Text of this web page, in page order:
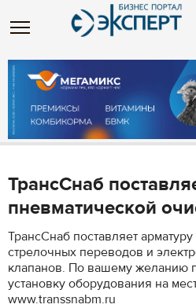
ТрансСнаб
пневматической
ТрансСнаб поставляет
стрелочных переводов и
клапанов. По вашему желанию
установку оборудования на
www.transsnabm.ru